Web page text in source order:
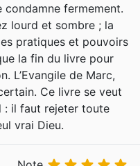
fermement.
lourd et sombre ; la
pratiques et pouvoirs
la fin du livre pour
L’Evangile de Marc,
Ce livre se veut
: il faut rejeter toute
vrai Dieu.